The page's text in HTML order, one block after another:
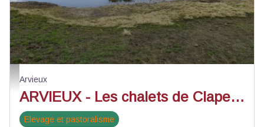
Lac de la Favière - ©Michel Branchet - CDRP 05
Arvieux
ARVIEUX - Les chalets de Clapeyto et le col de Néal
Elevage et pastoralisme